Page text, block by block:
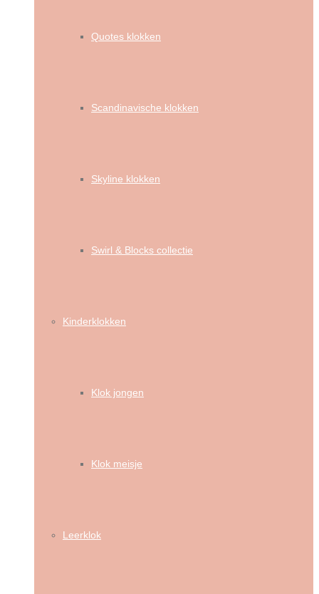
Quotes klokken
Scandinavische klokken
Skyline klokken
Swirl & Blocks collectie
Kinderklokken
Klok jongen
Klok meisje
Leerklok